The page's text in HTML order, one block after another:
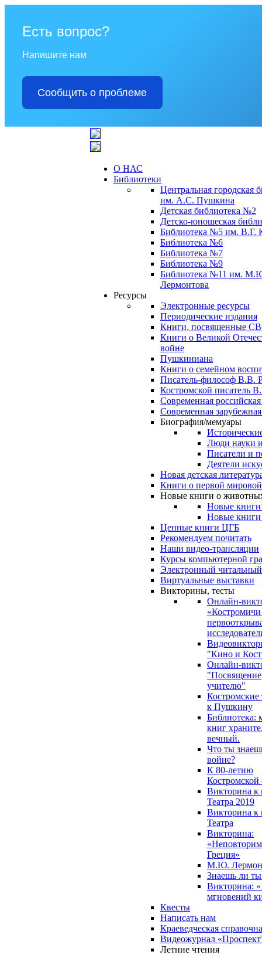
Есть вопрос?
Напишите нам
Сообщить о проблеме
О НАС
Библиотеки
Центральная городская
им. А.С. Пушкина
Детская библиотека №2
Детско-юношеская
Библиотека №5 им. В.Г.
Библиотека №6
Библиотека №7
Библиотека №9
Библиотека №11 им.
Лермонтова
Ресурсы
Электронные ресурсы
Периодические издания
Книги, посвященные
Книги о Великой
войне
Пушкиниана
Книги о семейном
Писатель-философ В.В.
Костромской писатель
Современная российская
Современная
Биография/мемуары
Люди науки
Писатели и
Деятели
Новая детская
Книги о первой
Новые книги о
Новые книги
Новые книги
Ценные книги ЦГБ
Рекомендуем почитать
Наши видео-трансляции
Курсы компьютерной
Электронный читальный
Виртуальные выставки
Викторины, тесты
Онлайн-
"Кино и
Онлайн-
"Посвящение
учителю"
к Пушкину
Библиотека:
книг
вечный.
Что ты
войне?
К 80-летию
Костромской
Викторина к
Театра 2019
Викторина к
Театра
Викторина:
Греция»
М.Ю.
Знаешь ли
Викторина:
мгновений
Квесты
Написать нам
Краеведческая
Видеожурнал
Летние чтения